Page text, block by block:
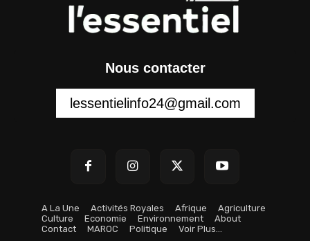
Nous contacter
lessentielinfo24@gmail.com
A La Une Activités Royales Afrique
Agriculture
Culture
Economie Environnement
About
Contact
MAROC Politique Voir Plus…